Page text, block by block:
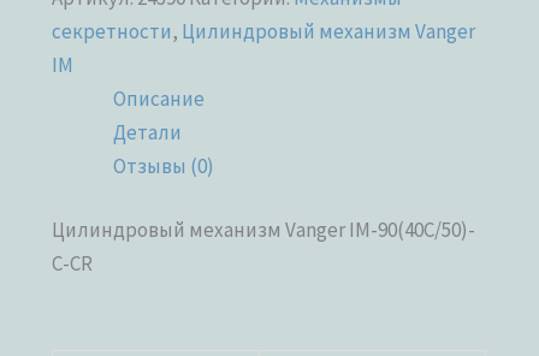
секретности, Цилиндровый механизм Vanger
IM
Описание
Детали
Отзывы (0)
Цилиндровый механизм Vanger IM-90(40C/50)-
C-CR